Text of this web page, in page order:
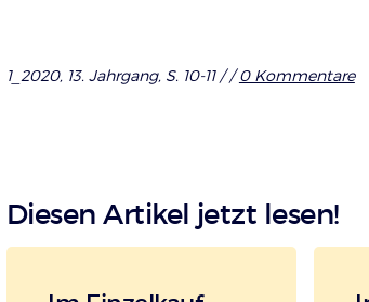
1_2020, 13. Jahrgang, S. 10-11 //0 Kommentare
Diesen Artikel jetzt lesen!